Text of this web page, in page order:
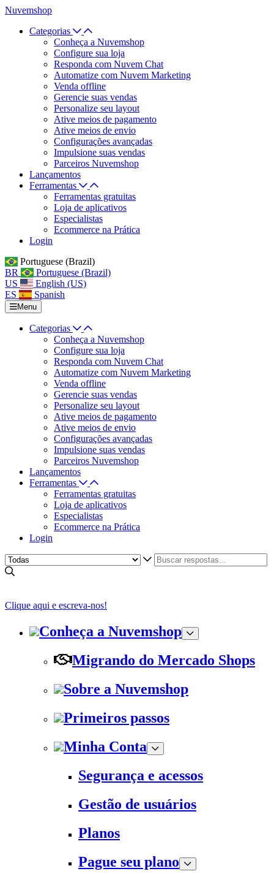
Nuvemshop
Categorias
Conheça a Nuvemshop
Configure sua loja
Responda com Nuvem Chat
Automatize com Nuvem Marketing
Venda offline
Gerencie suas vendas
Personalize seu layout
Ative meios de pagamento
Ative meios de envio
Configurações avançadas
Impulsione suas vendas
Parceiros Nuvemshop
Lançamentos
Ferramentas
Ferramentas gratuitas
Loja de aplicativos
Especialistas
Ecommerce na Prática
Login
Portuguese (Brazil)
BR
Portuguese (Brazil)
US
English (US)
ES
Spanish
Menu
Categorias
Conheça a Nuvemshop
Configure sua loja
Responda com Nuvem Chat
Automatize com Nuvem Marketing
Venda offline
Gerencie suas vendas
Personalize seu layout
Ative meios de pagamento
Ative meios de envio
Configurações avançadas
Impulsione suas vendas
Parceiros Nuvemshop
Lançamentos
Ferramentas
Ferramentas gratuitas
Loja de aplicativos
Especialistas
Ecommerce na Prática
Login
Clique aqui e escreva-nos!
Conheça a Nuvemshop
Migrando do Mercado Shops
Sobre a Nuvemshop
Primeiros passos
Minha Conta
Segurança e acessos
Gestão de usuários
Planos
Pague seu plano